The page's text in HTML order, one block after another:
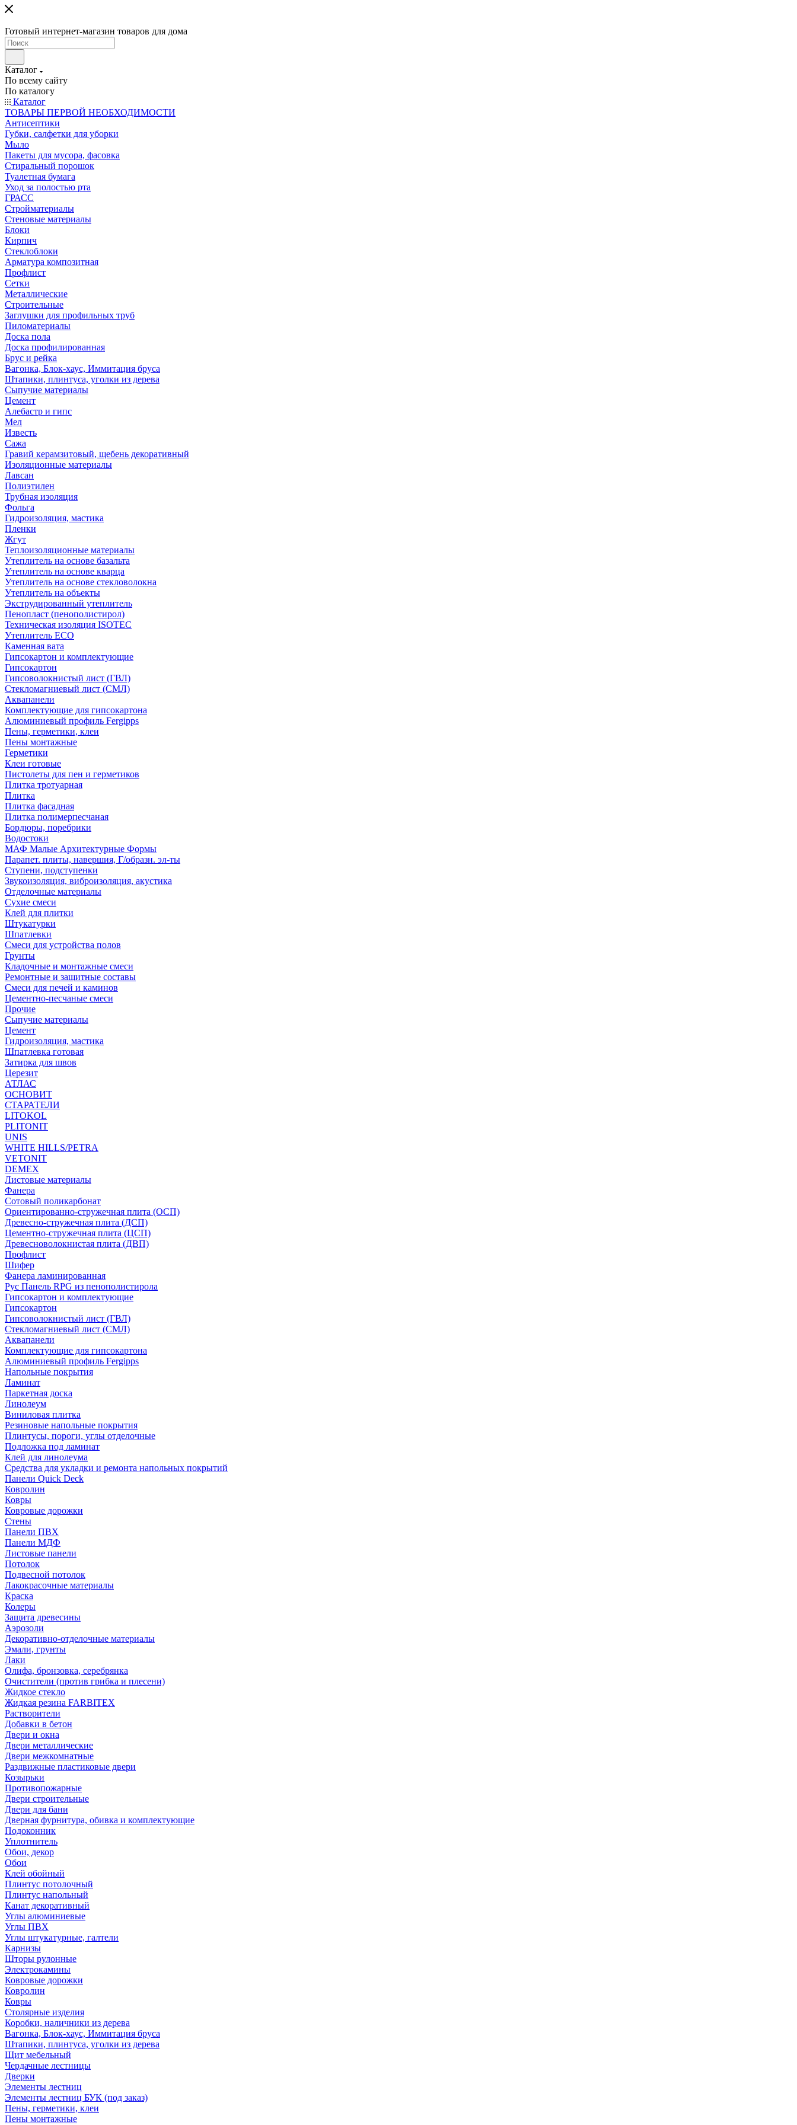
Готовый интернет-магазин товаров для дома
Каталог
По всему сайту
По каталогу
Каталог
ТОВАРЫ ПЕРВОЙ НЕОБХОДИМОСТИ
Антисептики
Губки, салфетки для уборки
Мыло
Пакеты для мусора, фасовка
Стиральный порошок
Туалетная бумага
Уход за полостью рта
ГРАСС
Стройматериалы
Стеновые материалы
Блоки
Кирпич
Стеклоблоки
Арматура композитная
Профлист
Сетки
Металлические
Строительные
Заглушки для профильных труб
Пиломатериалы
Доска пола
Доска профилированная
Брус и рейка
Вагонка, Блок-хаус, Иммитация бруса
Штапики, плинтуса, уголки из дерева
Сыпучие материалы
Цемент
Алебастр и гипс
Мел
Известь
Сажа
Гравий керамзитовый, щебень декоративный
Изоляционные материалы
Лавсан
Полиэтилен
Трубная изоляция
Фольга
Гидроизоляция, мастика
Пленки
Жгут
Теплоизоляционные материалы
Утеплитель на основе базальта
Утеплитель на основе кварца
Утеплитель на основе стекловолокна
Утеплитель на объекты
Экструдированный утеплитель
Пенопласт (пенополистирол)
Техническая изоляция ISOTEC
Утеплитель ECO
Каменная вата
Гипсокартон и комплектующие
Гипсокартон
Гипсоволокнистый лист (ГВЛ)
Стекломагниевый лист (СМЛ)
Аквапанели
Комплектующие для гипсокартона
Алюминиевый профиль Fergipps
Пены, герметики, клеи
Пены монтажные
Герметики
Клеи готовые
Пистолеты для пен и герметиков
Плитка тротуарная
Плитка
Плитка фасадная
Плитка полимерпесчаная
Бордюры, поребрики
Водостоки
МАФ Малые Архитектурные Формы
Парапет. плиты, навершия, Г/образн. эл-ты
Ступени, подступенки
Звукоизоляция, виброизоляция, акустика
Отделочные материалы
Сухие смеси
Клей для плитки
Штукатурки
Шпатлевки
Смеси для устройства полов
Грунты
Кладочные и монтажные смеси
Ремонтные и защитные составы
Смеси для печей и каминов
Цементно-песчаные смеси
Прочие
Сыпучие материалы
Цемент
Гидроизоляция, мастика
Шпатлевка готовая
Затирка для швов
Церезит
АТЛАС
ОСНОВИТ
СТАРАТЕЛИ
LITOKOL
PLITONIT
UNIS
WHITE HILLS/PETRA
VETONIT
DEMEX
Листовые материалы
Фанера
Сотовый поликарбонат
Ориентированно-стружечная плита (ОСП)
Древесно-стружечная плита (ДСП)
Цементно-стружечная плита (ЦСП)
Древесноволокнистая плита (ДВП)
Профлист
Шифер
Фанера ламинированная
Рус Панель RPG из пенополистирола
Гипсокартон и комплектующие
Гипсокартон
Гипсоволокнистый лист (ГВЛ)
Стекломагниевый лист (СМЛ)
Аквапанели
Комплектующие для гипсокартона
Алюминиевый профиль Fergipps
Напольные покрытия
Ламинат
Паркетная доска
Линолеум
Виниловая плитка
Резиновые напольные покрытия
Плинтусы, пороги, углы отделочные
Подложка под ламинат
Клей для линолеума
Средства для укладки и ремонта напольных покрытий
Панели Quick Deck
Ковролин
Ковры
Ковровые дорожки
Стены
Панели ПВХ
Панели МДФ
Листовые панели
Потолок
Подвесной потолок
Лакокрасочные материалы
Краска
Колеры
Защита древесины
Аэрозоли
Декоративно-отделочные материалы
Эмали, грунты
Лаки
Олифа, бронзовка, серебрянка
Очистители (против грибка и плесени)
Жидкое стекло
Жидкая резина FARBITEX
Растворители
Добавки в бетон
Двери и окна
Двери металлические
Двери межкомнатные
Раздвижные пластиковые двери
Козырьки
Противопожарные
Двери строительные
Двери для бани
Дверная фурнитура, обивка и комплектующие
Подоконник
Уплотнитель
Обои, декор
Обои
Клей обойный
Плинтус потолочный
Плинтус напольный
Канат декоративный
Углы алюминиевые
Углы ПВХ
Углы штукатурные, галтели
Карнизы
Шторы рулонные
Электрокамины
Ковровые дорожки
Ковролин
Ковры
Столярные изделия
Коробки, наличники из дерева
Вагонка, Блок-хаус, Иммитация бруса
Штапики, плинтуса, уголки из дерева
Щит мебельный
Чердачные лестницы
Дверки
Элементы лестниц
Элементы лестниц БУК (под заказ)
Пены, герметики, клеи
Пены монтажные